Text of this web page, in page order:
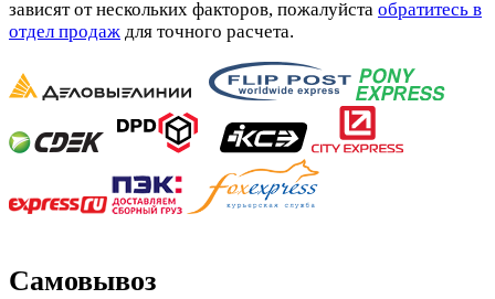
зависят от нескольких факторов, пожалуйста обратитесь в
отдел продаж для точного расчета.
Самовывоз